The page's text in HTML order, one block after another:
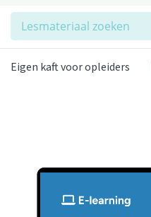
Zoeken
Eigen kaft voor opleiders